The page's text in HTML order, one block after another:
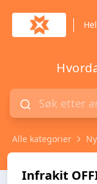
Alle kategorier
Infrakit